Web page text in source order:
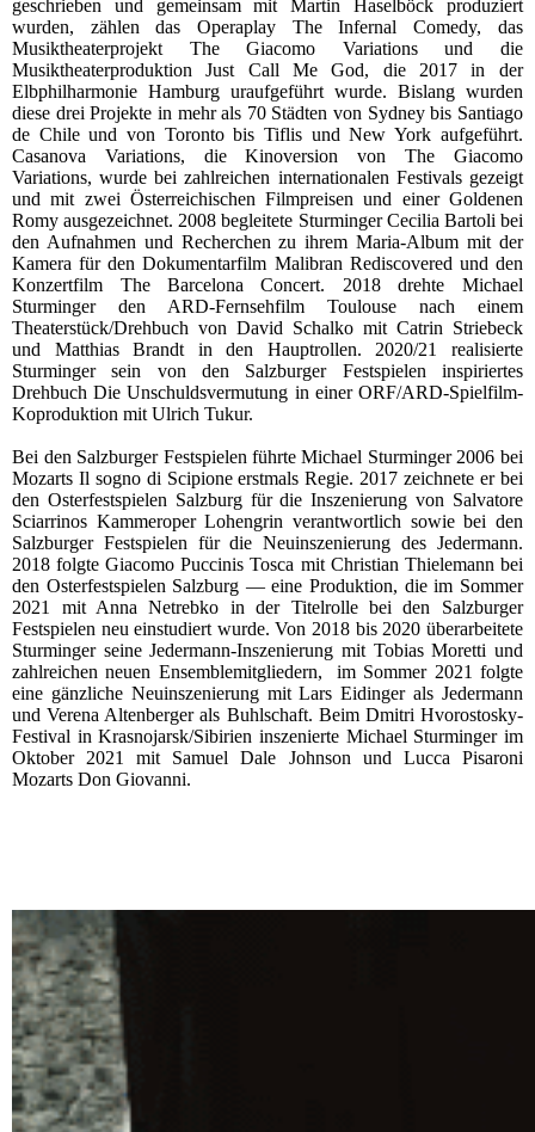
geschrieben und gemeinsam mit Martin Haselböck produziert
wurden, zählen das Operaplay The Infernal Comedy, das
Musiktheaterprojekt The Giacomo Variations und die
Musiktheaterproduktion Just Call Me God, die 2017 in der
Elbphilharmonie Hamburg uraufgeführt wurde. Bislang wurden
diese drei Projekte in mehr als 70 Städten von Sydney bis Santiago
de Chile und von Toronto bis Tiflis und New York aufgeführt.
Casanova Variations, die Kinoversion von The Giacomo
Variations, wurde bei zahlreichen internationalen Festivals gezeigt
und mit zwei Österreichischen Filmpreisen und einer Goldenen
Romy ausgezeichnet. 2008 begleitete Sturminger Cecilia Bartoli bei
den Aufnahmen und Recherchen zu ihrem Maria-Album mit der
Kamera für den Dokumentarfilm Malibran Rediscovered und den
Konzertfilm The Barcelona Concert. 2018 drehte Michael
Sturminger den ARD-Fernsehfilm Toulouse nach einem
Theaterstück/Drehbuch von David Schalko mit Catrin Striebeck
und Matthias Brandt in den Hauptrollen. 2020/21 realisierte
Sturminger sein von den Salzburger Festspielen inspiriertes
Drehbuch Die Unschuldsvermutung in einer ORF/ARD-Spielfilm-
Koproduktion mit Ulrich Tukur.
Bei den Salzburger Festspielen führte Michael Sturminger 2006 bei
Mozarts Il sogno di Scipione erstmals Regie. 2017 zeichnete er bei
den Osterfestspielen Salzburg für die Inszenierung von Salvatore
Sciarrinos Kammeroper Lohengrin verantwortlich sowie bei den
Salzburger Festspielen für die Neuinszenierung des Jedermann.
2018 folgte Giacomo Puccinis Tosca mit Christian Thielemann bei
den Osterfestspielen Salzburg — eine Produktion, die im Sommer
2021 mit Anna Netrebko in der Titelrolle bei den Salzburger
Festspielen neu einstudiert wurde. Von 2018 bis 2020 überarbeitete
Sturminger seine Jedermann-Inszenierung mit Tobias Moretti und
zahlreichen neuen Ensemblemitgliedern, im Sommer 2021 folgte
eine gänzliche Neuinszenierung mit Lars Eidinger als Jedermann
und Verena Altenberger als Buhlschaft. Beim Dmitri Hvorostosky-
Festival in Krasnojarsk/Sibirien inszenierte Michael Sturminger im
Oktober 2021 mit Samuel Dale Johnson und Lucca Pisaroni
Mozarts Don Giovanni.